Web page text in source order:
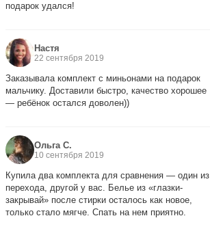
подарок удался!
Настя
22 сентября 2019
Заказывала комплект с миньонами на подарок
мальчику. Доставили быстро, качество хорошее
— ребёнок остался доволен))
Ольга С.
10 сентября 2019
Купила два комплекта для сравнения — один из
перехода, другой у вас. Белье из «глазки-
закрывай» после стирки осталось как новое,
только стало мягче. Спать на нем приятно.